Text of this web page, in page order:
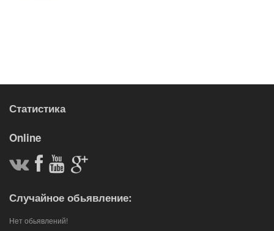
Статистика
Online
Случайное обьявление:
Нет обьявлений!